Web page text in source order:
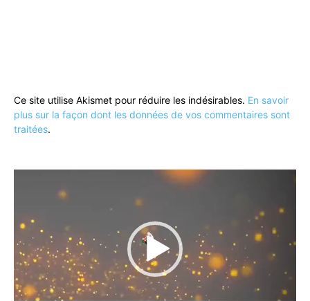
Ce site utilise Akismet pour réduire les indésirables. En savoir
plus sur la façon dont les données de vos commentaires sont
traitées.